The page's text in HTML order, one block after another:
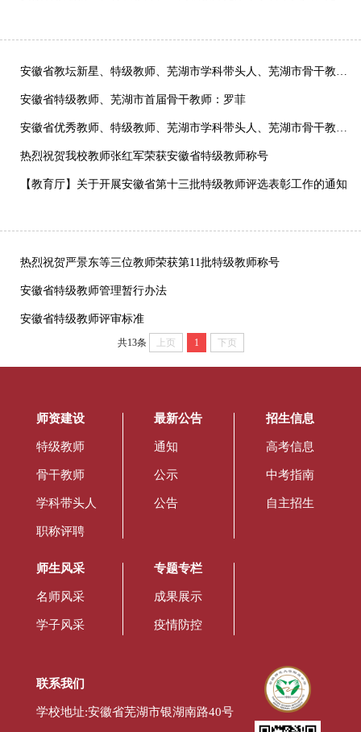
安徽省教坛新星、特级教师、芜湖市学科带头人、芜湖市骨干教师 毛宣海
安徽省特级教师、芜湖市首届骨干教师：罗菲
安徽省优秀教师、特级教师、芜湖市学科带头人、芜湖市骨干教师、名师工作室主持人：张红军
热烈祝贺我校教师张红军荣获安徽省特级教师称号
【教育厅】关于开展安徽省第十三批特级教师评选表彰工作的通知
热烈祝贺严景东等三位教师荣获第11批特级教师称号
安徽省特级教师管理暂行办法
安徽省特级教师评审标准
共13条 上页 1 下页
师资建设
特级教师
骨干教师
学科带头人
职称评聘
最新公告
通知
公示
公告
招生信息
高考信息
中考指南
自主招生
师生风采
名师风采
学子风采
专题专栏
成果展示
疫情防控
联系我们
学校地址:安徽省芜湖市银湖南路40号